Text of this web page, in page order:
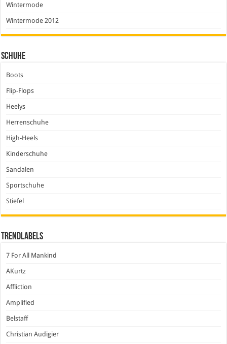
Wintermode
Wintermode 2012
Schuhe
Boots
Flip-Flops
Heelys
Herrenschuhe
High-Heels
Kinderschuhe
Sandalen
Sportschuhe
Stiefel
Trendlabels
7 For All Mankind
AKurtz
Affliction
Amplified
Belstaff
Christian Audigier